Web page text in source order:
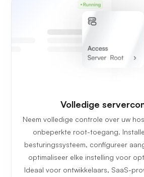
Volledige
Neem volledige controle over uw
onbeperkte root-toegang.
besturingssysteem, configureer
optimaliseer elke instelling voor
Ideaal voor ontwikkelaars, SaaS-